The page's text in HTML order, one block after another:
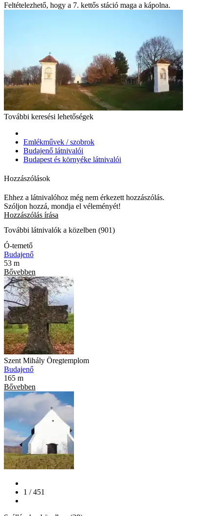
Feltételezhető, hogy a 7. kettős stáció maga a kápolna.
További keresési lehetőségek
Emlékművek / szobrok
Budajenő látnivalói
Budapest és környéke látnivalói
Hozzászólások
Ehhez a látnivalóhoz még nem érkezett hozzászólás.
Szóljon hozzá, mondja el véleményét!
Hozzászólás írása
További látnivalók a közelben (901)
Ó-temető
Budajenő
53 m
Bővebben
Szent Mihály Öregtemplom
Budajenő
165 m
Bővebben
1 / 451